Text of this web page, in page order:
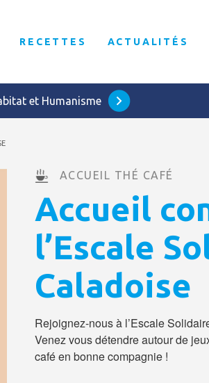
RECETTES ACTUALITÉS
et Humanisme
ACCUEIL THÉ CAFÉ
Accueil
l’Escale
Caladoise
Rejoignez-nous à l’Escale
Venez vous détendre autour de
café en bonne compagnie !